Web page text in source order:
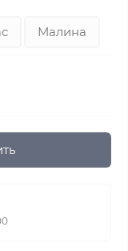
Малина